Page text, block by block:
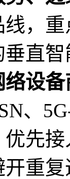
，
直
设备
、
优先
重